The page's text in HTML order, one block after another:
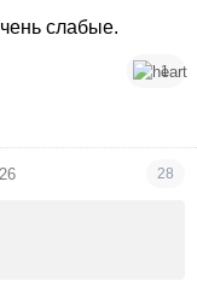
слабые.
1
28